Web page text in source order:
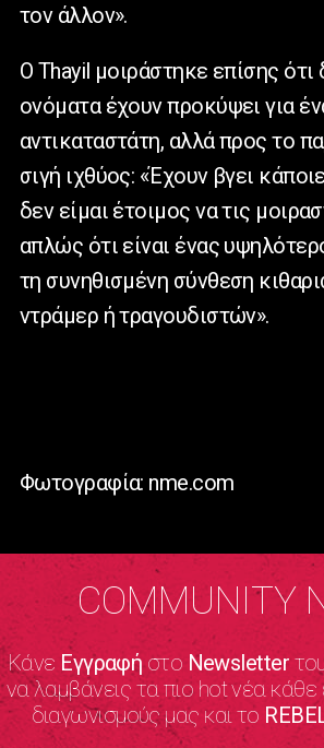
τον άλλον».
Ο Thayil μοιράστηκε επίσης ότι
ονόματα έχουν προκύψει για
αντικαταστάτη, αλλά προς το
σιγή ιχθύος: «Έχουν βγει
δεν είμαι έτοιμος να τις
απλώς ότι είναι ένας
τη συνηθισμένη σύνθεση
ντράμερ ή τραγουδιστών».
Φωτογραφία: nme.com
COMMUNITY
Κάνε Εγγραφήστο Newsletter
να λαμβάνεις τα πιο hot νέα
διαγωνισμούς μας και το